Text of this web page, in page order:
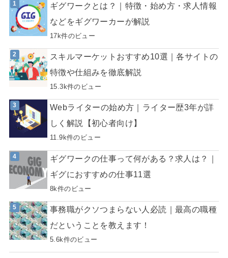
ギグワークとは？｜特徴・始め方・求人情報
などをギグワーカーが解説
17k件のビュー
スキルマーケットおすすめ10選｜各サイトの
特徴や仕組みを徹底解説
15.3k件のビュー
Webライターの始め方｜ライター歴3年が詳
しく解説【初心者向け】
11.9k件のビュー
ギグワークの仕事って何がある？求人は？｜
ギグにおすすめの仕事11選
8k件のビュー
事務職がクソつまらない人必読｜最高の職種
だということを教えます！
5.6k件のビュー